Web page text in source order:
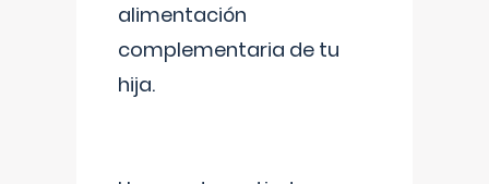
alimentación
complementaria de tu
hija.